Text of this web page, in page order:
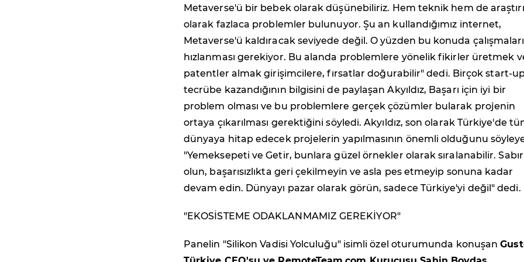
Metaverse'ü bir bebek olarak düşünebiliriz. Hem teknik hem de
olarak fazlaca problemler bulunuyor. Şu an kullandığımız internet,
Metaverse'ü kaldıracak seviyede değil. O yüzden bu konuda
hızlanması gerekiyor. Bu alanda problemlere yönelik fikirler üretmek
patentler almak girişimcilere, fırsatlar doğurabilir" dedi. Birçok start-
tecrübe kazandığının bilgisini de paylaşan Akyıldız, Başarı için iyi bir
problem olması ve bu problemlere gerçek çözümler bularak projenin
ortaya çıkarılması gerektiğini söyledi. Akyıldız, son olarak Türkiye'de
dünyaya hitap edecek projelerin yapılmasının önemli olduğunu
"Yemeksepeti ve Getir, bunlara güzel örnekler olarak sıralanabilir.
olun, başarısızlıkta geri çekilmeyin ve asla pes etmeyip sonuna kadar
devam edin. Dünyayı pazar olarak görün, sadece Türkiye'yi değil" dedi.
"EKOSİSTEME ODAKLANMAMIZ GEREKİYOR"
Panelin "Silikon Vadisi Yolculuğu" isimli özel oturumunda konuşan